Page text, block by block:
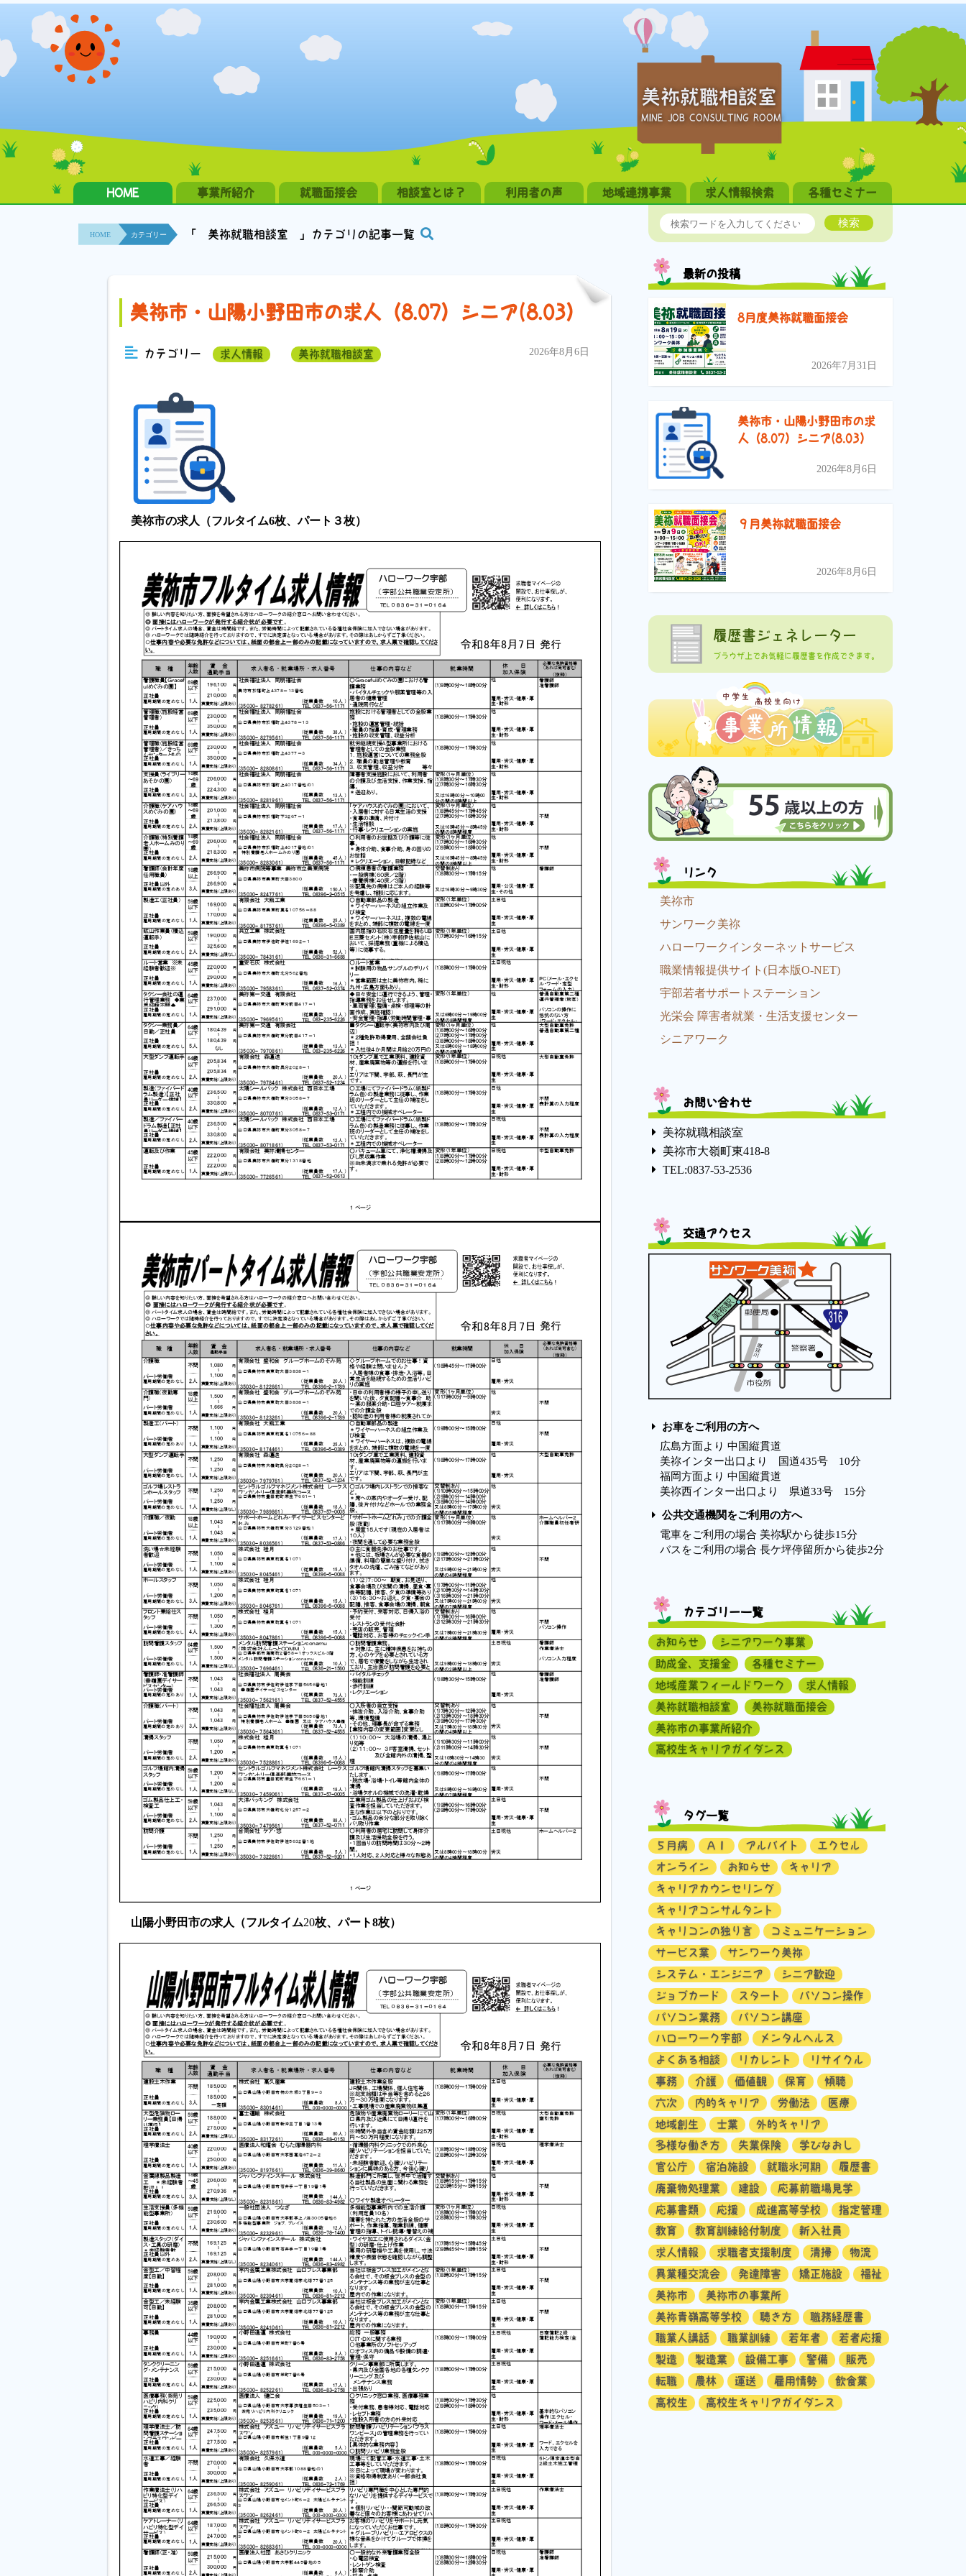
美祢就職相談室
MINE JOB CONSULTING ROOM
HOME 事業所紹介 就職面接会 相談室とは？ 利用者の声 地域連携事業 求人情報検索 各種セミナー
HOME カテゴリー 「 美祢就職相談室 」カテゴリの記事一覧
美祢市・山陽小野田市の求人（8.07）シニア(8.03）
カテゴリー 求人情報 美祢就職相談室 2026年8月6日
美祢市の求人（フルタイム6枚、パート３枚）
山陽小野田市の求人（フルタイム20枚、パート8枚）
検索
最新の投稿
8月度美祢就職面接会
2026年7月31日
美祢市・山陽小野田市の求
人（8.07）シニア(8.03）
2026年8月6日
９月美祢就職面接会
2026年8月6日
履歴書ジェネレーター
ブラウザ上でお気軽に履歴書を作成できます。
リンク
美祢市
サンワーク美祢
ハローワークインターネットサービス
職業情報提供サイト(日本版O-NET)
宇部若者サポートステーション
光栄会 障害者就業・生活支援センター
シニアワーク
お問い合わせ
美祢就職相談室
美祢市大嶺町東418-8
TEL:0837-53-2536
交通アクセス
お車をご利用の方へ
広島方面より 中国縦貫道
美祢インター出口より 国道435号 10分
福岡方面より 中国縦貫道
美祢西インター出口より 県道33号 15分
公共交通機関をご利用の方へ
電車をご利用の場合 美祢駅から徒歩15分
バスをご利用の場合 長ケ坪停留所から徒歩2分
カテゴリー一覧
お知らせ
シニアワーク事業
助成金、支援金
各種セミナー
地域産業フィールドワーク
求人情報
美祢就職相談室
美祢就職面接会
美祢市の事業所紹介
高校生キャリアガイダンス
タグ一覧
５月病 ＡＩ アルバイト
エクセル
オンライン
お知らせ
キャリア
キャリアカウンセリング
キャリアコンサルタント
キャリコンの独り言
コミュニケーション
サービス業
サンワーク美祢
システム・エンジニア
シニア歓迎
ジョブカード
スタート
パソコン操作
パソコン業務
パソコン講座
ハローワーク宇部
メンタルヘルス
よくある相談
リカレント
リサイクル
事務
介護 価値観 保育
傾聴
六次
内的キャリア 労働法
医療
地域創生
士業
外的キャリア
多様な働き方
失業保険
学びなおし
官公庁
宿泊施設 就職氷河期
履歴書
廃棄物処理業
建設
応募前職場見学
応募書類
応援 成進高等学校
指定管理
教育
教育訓練給付制度
新入社員
求人情報
求職者支援制度 清掃
物流
異業種交流会
発達障害 矯正施設
福祉
美祢市
美祢市の事業所
美祢青嶺高等学校
聴き方
職務経歴書
職業人講話
職業訓練 若年者
若者応援
製造
製造業 設備工事 警備
販売
転職
農林 運送 雇用情勢
飲食業
高校生
高校生キャリアガイダンス